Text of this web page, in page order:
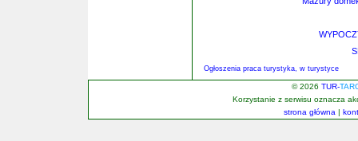
Ogłoszenia praca turystyka, w turystyce
© 2026 TUR-
Korzystanie z serwisu oznacza
strona główna |